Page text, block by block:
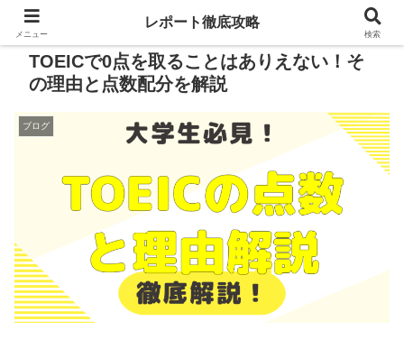
TOEICで0点を取ることはありえない！そ
の理由と点数配分を解説
ブログ
メニュー
レポート徹底攻略
検索